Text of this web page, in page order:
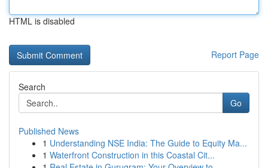
HTML is disabled
Report Page
Search
Go
Published News
1 Understanding NSE India: The Guide to Equity Ma...
1 Waterfront Construction in this Coastal Cit...